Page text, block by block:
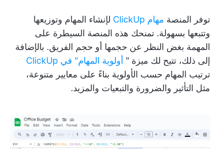
توفر المنصة مهام ClickUp
لإنشاء المهام وتوزيعها
وتتبعها بسهولة. تمنحك هذه المنصة السيطرة على
المهمة بغض النظر عن حجمها أو حجم الفريق. بالإضافة
إلى ذلك، تتيح لك ميزة " أولوية المهام" في ClickUp
ترتيب المهام حسب الأولوية بناءً على معايير متنوعة،
مثل التأثير والضرورة والتبعيات والمزيد.